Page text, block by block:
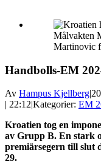
Målvakten
Martinovic
Handbolls-EM
Av Hampus Kjellberg|
| 22:12|Kategorier: EM
Kroatien tog en
av Grupp B. En stark
premiärsegern till slut
29.